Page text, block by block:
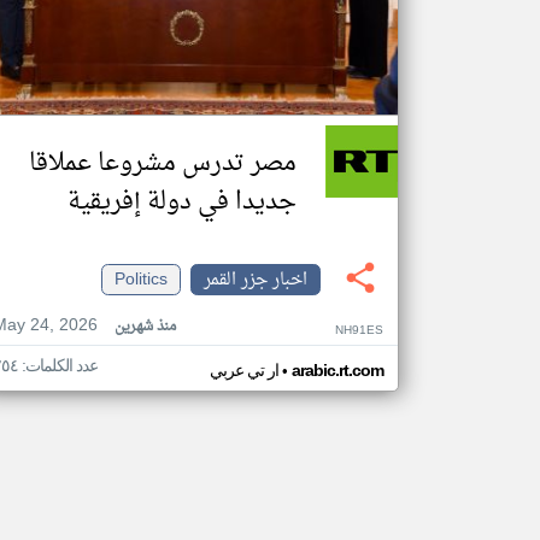
مصر تدرس مشروعا عملاقا
جديدا في دولة إفريقية
اخبار جزر القمر
Politics
24, 2026
منذ شهرين NH91ES
ار تي عربي• arabic.rt.com عدد الكلمات: ٢٥٤